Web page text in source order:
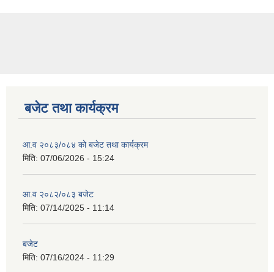
बजेट तथा कार्यक्रम
आ.व २०८३/०८४ को बजेट तथा कार्यक्रम
मिति: 07/06/2026 - 15:24
आ.व २०८२/०८३ बजेट
मिति: 07/14/2025 - 11:14
बजेट
मिति: 07/16/2024 - 11:29